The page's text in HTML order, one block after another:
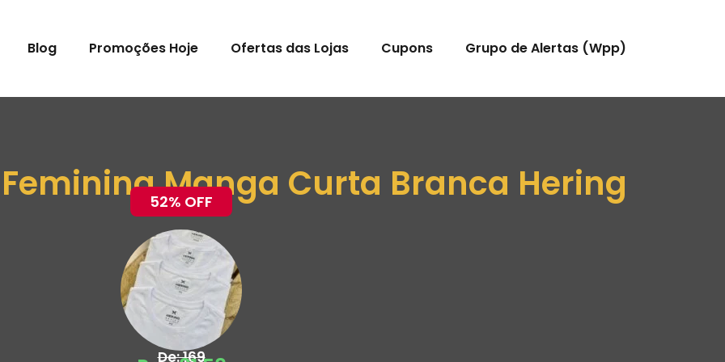
Blog Promoções Hoje Ofertas das Lojas Cupons Grupo de Alertas (Wpp)
Manga Curta Branca Hering
52% OFF
De: 169